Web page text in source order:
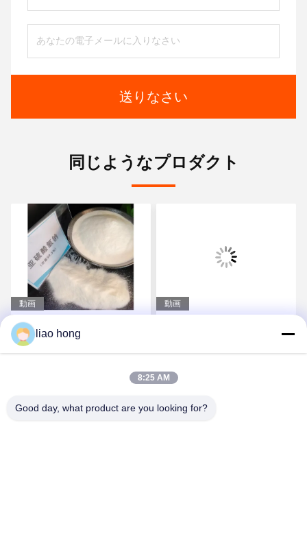
送りなさい
同じようなプロダクト
動画
NaHSO3 安価な無機原材
料 漂白および保存用ナト
リウムビサルフィート
動画
ムビスルフィート
liao hong
8:25 AM
Good day, what product are you looking for?